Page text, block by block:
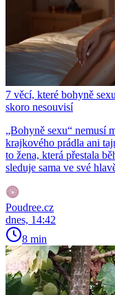
7 věcí, které bohyně
skoro nesouvisí
„Bohyně sexu“ nemusí
krajkového prádla ani
to žena, která přestala
sleduje sama ve své
Poudree.cz
dnes, 14:42
8 min